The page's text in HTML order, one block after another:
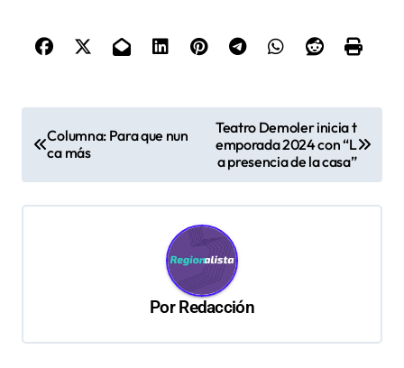
v
e
Columna: Para que nun
ca más
Teatro Demoler inicia t
emporada 2024 con “L
a presencia de la casa”
PorRedacción